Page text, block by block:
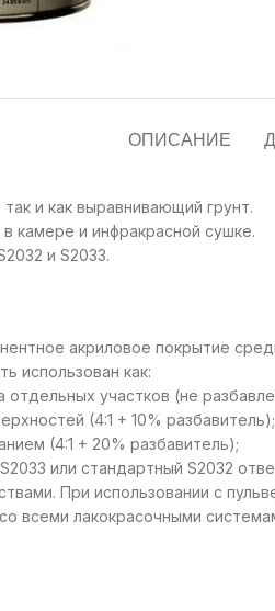
ОПИСАНИЕ
и как выравнивающий грунт.
камере и инфракрасной сушке.
и S2033.
акриловое покрытие
использован как:
участков (не
(4:1 + 10% разбавитель);
(4:1 + 20% разбавитель);
или стандартный S2032
При использовании с
всеми лакокрасочными